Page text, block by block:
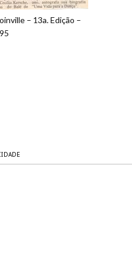
– 13a. Edição –